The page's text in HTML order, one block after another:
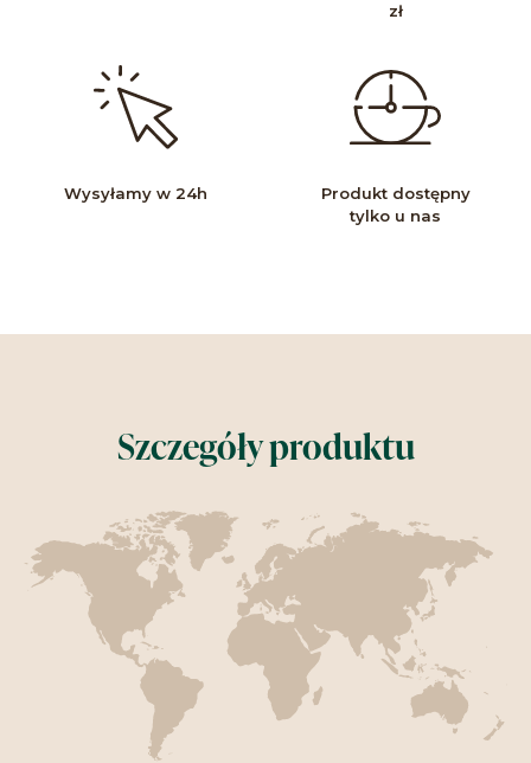
zł
Wysyłamy w 24h
Produkt dostępny
tylko u nas
Szczegóły produktu